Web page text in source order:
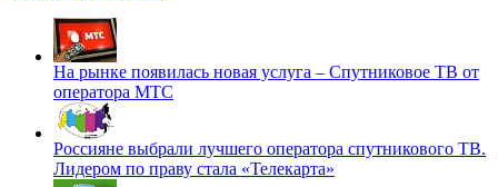
На рынке появилась новая услуга – Спутниковое ТВ от
оператора МТС
Россияне выбрали лучшего оператора спутникового ТВ.
Лидером по праву стала «Телекарта»